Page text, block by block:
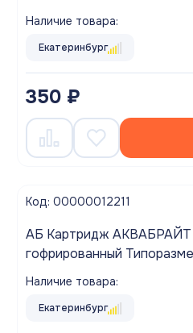
ГОФРИРОВАННЫЙ
Наличие товара:
Екатеринбург
350 ₽
Код: 00000012211
АБ Картридж АКВАБРАЙТ ГП-5М-10 ББ
гофрированный
Наличие товара:
Екатеринбург